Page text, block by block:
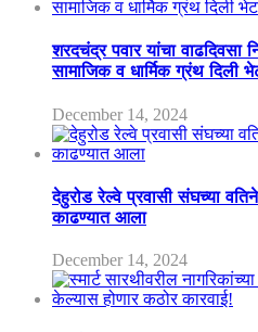
शरदचंद्र पवार यांचा वाढदिवसा
सामाजिक व धार्मिक ग्रंथ दिली
December 14, 2024
देहुरोड रेल्वे प्रवासी संघच्या
काढण्यात आला
December 14, 2024